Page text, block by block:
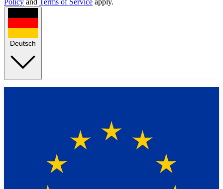
Policy and Terms of Service apply.
Deutsch